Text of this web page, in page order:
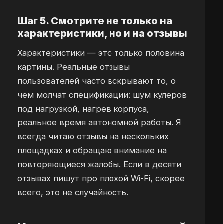
Шаг 5. Смотрите не только на
характеристики, но и на отзывы
Характеристики — это только половина
картины. Реальные отзывы
пользователей часто вскрывают то, о
чем молчат спецификации: шум кулеров
под нагрузкой, нагрев корпуса,
реальное время автономной работы. Я
всегда читаю отзывы на нескольких
площадках и обращаю внимание на
повторяющиеся жалобы. Если в десяти
отзывах пишут про плохой Wi-Fi, скорее
всего, это не случайность.